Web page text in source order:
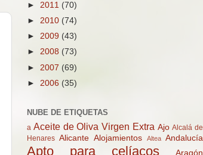
► 2011 (70)
► 2010 (74)
► 2009 (43)
► 2008 (73)
► 2007 (69)
► 2006 (35)
NUBE DE ETIQUETAS
a Aceite de Oliva Virgen Extra Ajo Alcalá de
Henares Alicante Alojamientos Altea Andalucía
Apto para celíacos Aragón